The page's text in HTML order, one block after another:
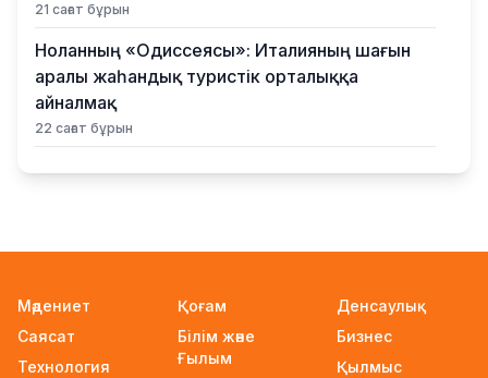
21 сағат бұрын
Ноланның «Одиссеясы»: Италияның шағын
аралы жаһандық туристік орталыққа
айналмақ
22 сағат бұрын
Қазақстандықтардың көбі өзін кедей санамау
Бейнебақылау камераларына қойылатын
талаптар қатаңдатылды
23 сағат бұрын
Мәдениет
Саясат
Технология
Қоғам
Білім және
Ғылым
Денсаулық
Бизнес
Қылмыс